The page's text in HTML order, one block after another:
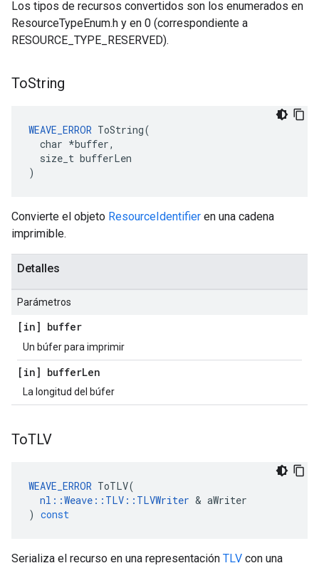
Los tipos de recursos convertidos son los enumerados en
ResourceTypeEnum.h y en 0 (correspondiente a
RESOURCE_TYPE_RESERVED).
ToString
WEAVE_ERROR ToString(
  char *buffer,
  size_t bufferLen
)
Convierte el objeto ResourceIdentifier en una cadena
imprimible.
Detalles
Parámetros
[in] buffer
Un búfer para imprimir
[in] bufferLen
La longitud del búfer
ToTLV
WEAVE_ERROR ToTLV(
nl ::Weave :: TLV :: TLVWriter & aWriter
) const
Serializa el recurso en una representación TLV con una